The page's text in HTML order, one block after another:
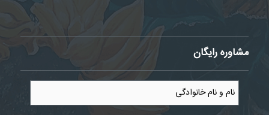
مشاوره رایگان
نام
نام